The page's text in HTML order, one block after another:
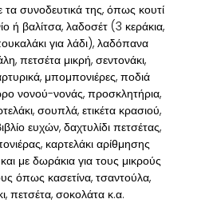
συνοδευτικά της, όπως κουτί
ή βαλίτσα, λαδοσέτ (3 κεράκια,
για λάδι), λαδόπανα
πετσέτα μικρή, σεντονάκι,
μπομπονιέρες, ποδιά
νονού-νονάς, προσκλητήρια,
σουπλά, ετικέτα κρασιού,
ευχών, δαχτυλίδι πετσέτας,
καρτελάκι αρίθμησης
με δωράκια για τους μικρούς
όπως κασετίνα, τσαντούλα,
πετσέτα, σοκολάτα κ.α.